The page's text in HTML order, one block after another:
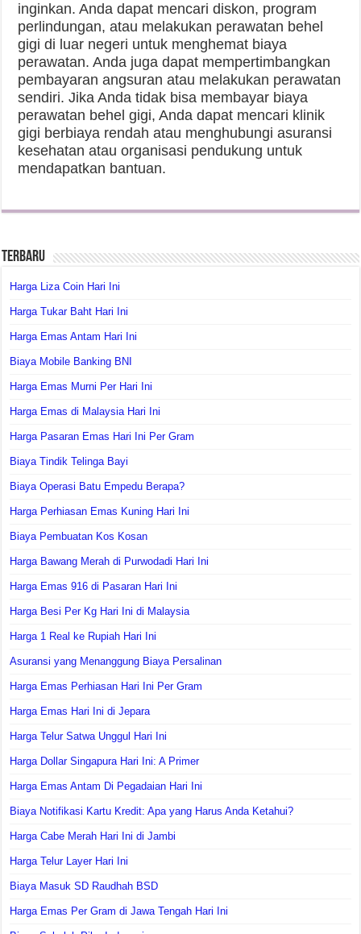
inginkan. Anda dapat mencari diskon, program
perlindungan, atau melakukan perawatan behel
gigi di luar negeri untuk menghemat biaya
perawatan. Anda juga dapat mempertimbangkan
pembayaran angsuran atau melakukan perawatan
sendiri. Jika Anda tidak bisa membayar biaya
perawatan behel gigi, Anda dapat mencari klinik
gigi berbiaya rendah atau menghubungi asuransi
kesehatan atau organisasi pendukung untuk
mendapatkan bantuan.
Terbaru
Harga Liza Coin Hari Ini
Harga Tukar Baht Hari Ini
Harga Emas Antam Hari Ini
Biaya Mobile Banking BNI
Harga Emas Murni Per Hari Ini
Harga Emas di Malaysia Hari Ini
Harga Pasaran Emas Hari Ini Per Gram
Biaya Tindik Telinga Bayi
Biaya Operasi Batu Empedu Berapa?
Harga Perhiasan Emas Kuning Hari Ini
Biaya Pembuatan Kos Kosan
Harga Bawang Merah di Purwodadi Hari Ini
Harga Emas 916 di Pasaran Hari Ini
Harga Besi Per Kg Hari Ini di Malaysia
Harga 1 Real ke Rupiah Hari Ini
Asuransi yang Menanggung Biaya Persalinan
Harga Emas Perhiasan Hari Ini Per Gram
Harga Emas Hari Ini di Jepara
Harga Telur Satwa Unggul Hari Ini
Harga Dollar Singapura Hari Ini: A Primer
Harga Emas Antam Di Pegadaian Hari Ini
Biaya Notifikasi Kartu Kredit: Apa yang Harus Anda Ketahui?
Harga Cabe Merah Hari Ini di Jambi
Harga Telur Layer Hari Ini
Biaya Masuk SD Raudhah BSD
Harga Emas Per Gram di Jawa Tengah Hari Ini